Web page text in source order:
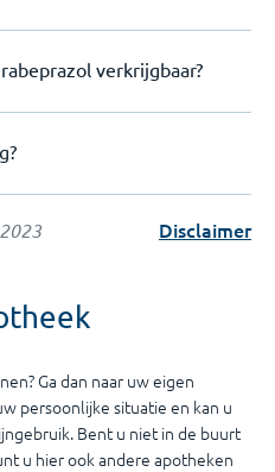
verkrijgbaar?
Disclaimer
Ga dan naar uw eigen
persoonlijke situatie en kan u
Bent u niet in de buurt
u hier ook andere apotheken